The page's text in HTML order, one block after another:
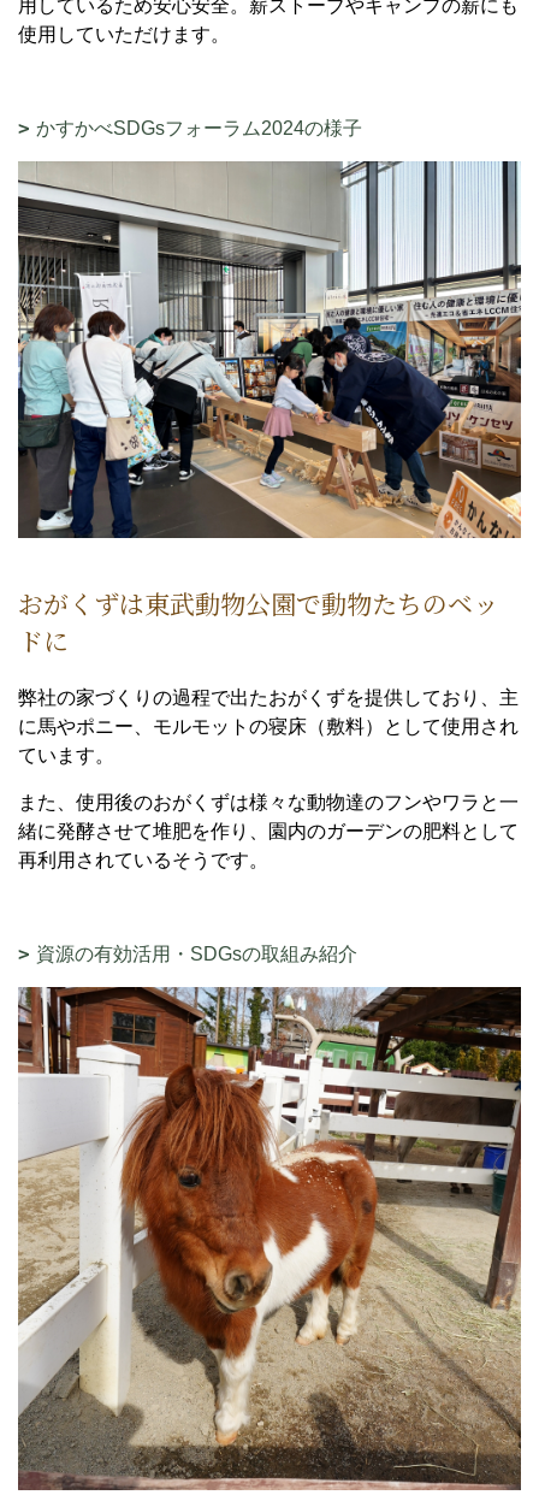
用しているため安心安全。薪ストーブやキャンプの薪にも
使用していただけます。
かすかべSDGsフォーラム2024の様子
おがくずは東武動物公園で動物たちのベッ
ドに
弊社の家づくりの過程で出たおがくずを提供しており、主
に馬やポニー、モルモットの寝床（敷料）として使用され
ています。
また、使用後のおがくずは様々な動物達のフンやワラと一
緒に発酵させて堆肥を作り、園内のガーデンの肥料として
再利用されているそうです。
資源の有効活用・SDGsの取組み紹介